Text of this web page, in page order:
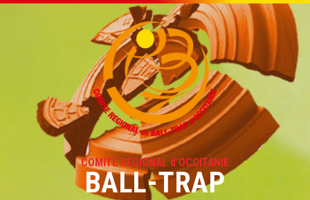
COMITÉ RÉGIONAL d'OCCITANIE
BALL-TRAP